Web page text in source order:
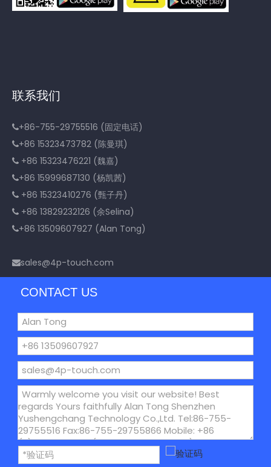
联系我们
+86-755-29755516 (固定电话)
+86 15323473782 (陈曼琪)
 +86 15323476221 (魏嘉)
+86 15999687130 (杨凯茜)
 +86 15323410276 (甄子丹)
 +86 13829232126 (余Selina)
+86 13509607927 (Alan Tong)
sales@4p-touch.com
CONTACT US